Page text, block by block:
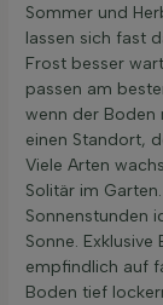
Sommer und
lassen sich fast
Frost besser
passen am
wenn der Boden
einen Standort,
Viele Arten
Solitär im
Sonnenstunden
Sonne.
empfindlich auf
Boden tief